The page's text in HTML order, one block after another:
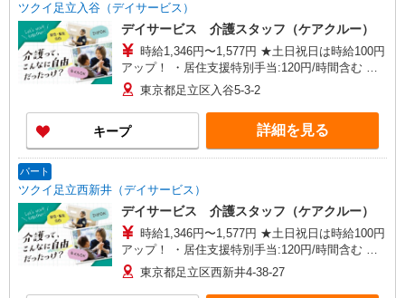
ツクイ足立入谷（デイサービス）
デイサービス 介護スタッフ（ケアクルー）
時給1,346円〜1,577円 ★土日祝日は時給100円
アップ！ ・居住支援特別手当:120円/時間含む ※
給与幅は資格・経験等による
東京都足立区入谷5-3-2
キープ 詳細を見る
パート
ツクイ足立西新井（デイサービス）
デイサービス 介護スタッフ（ケアクルー）
時給1,346円〜1,577円 ★土日祝日は時給100円
アップ！ ・居住支援特別手当:120円/時間含む ※
給与幅は資格・経験等による
東京都足立区西新井4-38-27